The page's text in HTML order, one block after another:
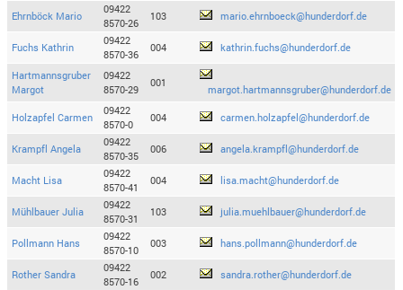
Ehrnböck Mario
09422
8570-26
103 mario.ehrnboeck@hunderdorf.de
Fuchs Kathrin
09422
8570-36
004 kathrin.fuchs@hunderdorf.de
Hartmannsgruber
Margot
09422
8570-29
001
margot.hartmannsgruber@hunderdorf.de
Holzapfel Carmen
09422
8570-0
004 carmen.holzapfel@hunderdorf.de
Krampfl Angela
09422
8570-35
006 angela.krampfl@hunderdorf.de
Macht Lisa
09422
8570-41
004 lisa.macht@hunderdorf.de
Mühlbauer Julia
09422
8570-31
103 julia.muehlbauer@hunderdorf.de
Pollmann Hans
09422
8570-10
003 hans.pollmann@hunderdorf.de
Rother Sandra
09422
8570-16
002 sandra.rother@hunderdorf.de